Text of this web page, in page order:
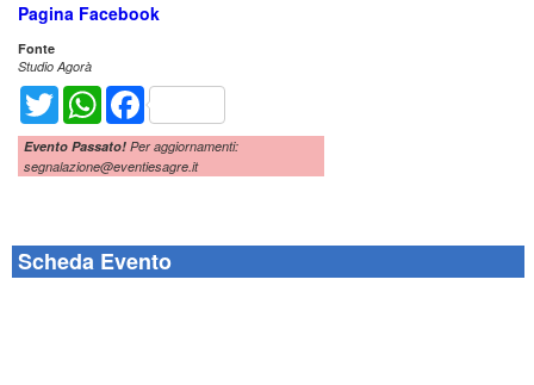
Pagina Facebook
Fonte
Studio Agorà
Twitter WhatsAppFacebook
Evento Passato! Per aggiornamenti:
segnalazione@eventiesagre.it
Scheda Evento